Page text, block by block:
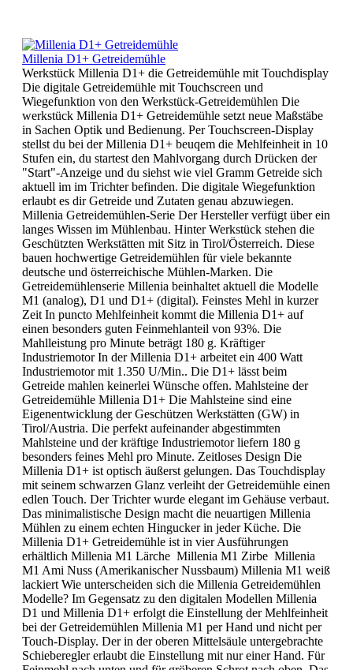
Millenia D1+ Getreidemühle
Werkstück Millenia D1+ die Getreidemühle mit Touchdisplay
Die digitale Getreidemühle mit Touchscreen und
Wiegefunktion von den Werkstück-Getreidemühlen Die
werkstück Millenia D1+ Getreidemühle setzt neue Maßstäbe
in Sachen Optik und Bedienung. Per Touchscreen-Display
stellst du bei der Millenia D1+ beuqem die Mehlfeinheit in 10
Stufen ein, du startest den Mahlvorgang durch Drücken der
"Start"-Anzeige und du siehst wie viel Gramm Getreide sich
aktuell im im Trichter befinden. Die digitale Wiegefunktion
erlaubt es dir Getreide und Zutaten genau abzuwiegen.
Millenia Getreidemühlen-Serie Der Hersteller verfügt über ein
langes Wissen im Mühlenbau. Hinter Werkstück stehen die
Geschützten Werkstätten mit Sitz in Tirol/Österreich. Diese
bauen hochwertige Getreidemühlen für viele bekannte
deutsche und österreichische Mühlen-Marken. Die
Getreidemühlenserie Millenia beinhaltet aktuell die Modelle
M1 (analog), D1 und D1+ (digital). Feinstes Mehl in kurzer
Zeit In puncto Mehlfeinheit kommt die Millenia D1+ auf
einen besonders guten Feinmehlanteil von 93%. Die
Mahlleistung pro Minute beträgt 180 g. Kräftiger
Industriemotor In der Millenia D1+ arbeitet ein 400 Watt
Industriemotor mit 1.350 U/Min.. Die D1+ lässt beim
Getreide mahlen keinerlei Wünsche offen. Mahlsteine der
Getreidemühle Millenia D1+ Die Mahlsteine sind eine
Eigenentwicklung der Geschützen Werkstätten (GW) in
Tirol/Austria. Die perfekt aufeinander abgestimmten
Mahlsteine und der kräftige Industriemotor liefern 180 g
besonders feines Mehl pro Minute. Zeitloses Design Die
Millenia D1+ ist optisch äußerst gelungen. Das Touchdisplay
mit seinem schwarzen Glanz verleiht der Getreidemühle einen
edlen Touch. Der Trichter wurde elegant im Gehäuse verbaut.
Das minimalistische Design macht die neuartigen Millenia
Mühlen zu einem echten Hingucker in jeder Küche. Die
Millenia D1+ Getreidemühle ist in vier Ausführungen
erhältlich Millenia M1 Lärche Millenia M1 Zirbe Millenia
M1 Ami Nuss (Amerikanischer Nussbaum) Millenia M1 weiß
lackiert Wie unterscheiden sich die Millenia Getreidemühlen
Modelle? Im Gegensatz zu den digitalen Modellen Millenia
D1 und Millenia D1+ erfolgt die Einstellung der Mehlfeinheit
bei der Getreidemühlen Millenia M1 per Hand und nicht per
Touch-Display. Der in der oberen Mittelsäule untergebrachte
Schieberegler erlaubt die Einstellung mit nur einer Hand. Für